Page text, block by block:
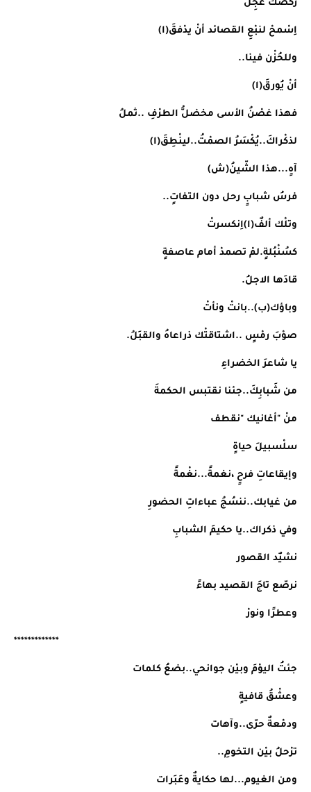
ركْضُك عجِلُ
اِسْمحْ لنبْعِ القصائد أنْ يدْفقَ(ا)
وللحُزْن فينا..
أنْ يُورقَ(ا)
فهذا غصْنُ الأسى مخضلُّ الطرْفِ ..ثملُ
لذكْراكَ..يُكْسَرُ الصمْتُ..لينْطِقَ(ا)
آهٍ...هذا الشّينُ(ش)
فرسُ شبابٍ رحل دون التفاتٍ..
وتلْك ألفٌ(ا)اِنكسرتْ
كسُنْبُلةٍ.لمْ تصمدْ أمام عاصفةٍ
قادَها الاجلُ.
وباؤك(ب)..بانتْ ونأتْ
صوْبَ رمْسٍ ..اشتاقتْك ذراعاهُ والقبَلُ.
يا شاعرَ الخضراءِ
من شَبابِكَ..جئنا نقتبس الحكمةَ
منْ "أغانيك "نقطف
سلْسبيلَ حياةٍ
وإيقاعاتِ فرحٍ ،نغمةً...نغْمةً
من غيابك..ننسُجُ عباءاتِ الحضورِ
وفي ذكراك..يا حكيمَ الشبابِ
نشيٌد القصور
نرصّع تاجَ القصيد بهاءً
وعطرًا ونورْ
*************
جئتُ اليوْمَ وبيْن جوانحي..بضعُ كلمات
وعشْقُ قافيةٍ
ودمْعةٌ حرّى..وآهات
ترْحلُ بيْن التخومِ..
ومن الغيوم...لها حكايةٌ وعَبَرات